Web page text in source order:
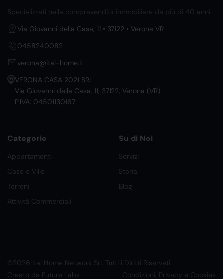
Specializzati nella compravendita immobiliare da più di 40 anni.
Via Giovanni della Casa, 11 • 37122 • Verona VR
0458240082
verona@ital-home.it
VERONA CASA 2021 SRL
Via Giovanni della Casa, 11, 37122, Verona (VR)
P.IVA: 04501130167
Categorie
Appartamenti
Case e Ville
Terreni
Attività Commerciali
Su di Noi
Servizi
Storia
Blog
©2026 Ital Home Network Srl. Tutti i Diritti Riservati.
Creato da Future Labs
Condizioni, Privacy e Cookies